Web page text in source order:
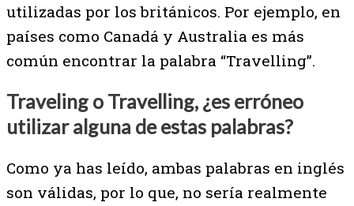
utilizadas por los británicos. Por ejemplo, en
países como Canadá y Australia es más
común encontrar la palabra “Travelling”.
Traveling o Travelling, ¿es erróneo
utilizar alguna de estas palabras?
Como ya has leído, ambas palabras en inglés
son válidas, por lo que, no sería realmente